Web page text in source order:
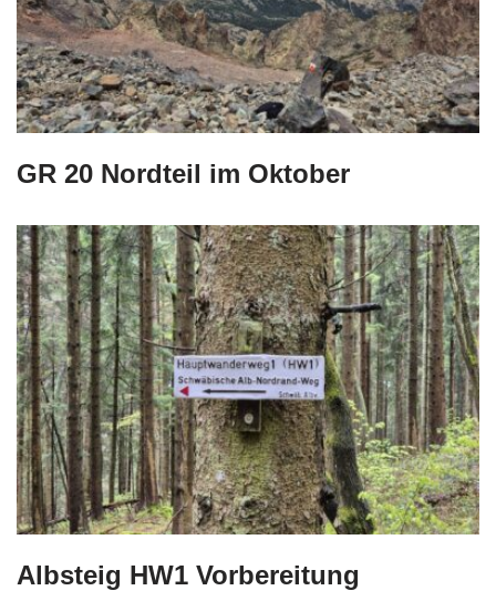
GR 20 Nordteil im Oktober
Albsteig HW1 Vorbereitung